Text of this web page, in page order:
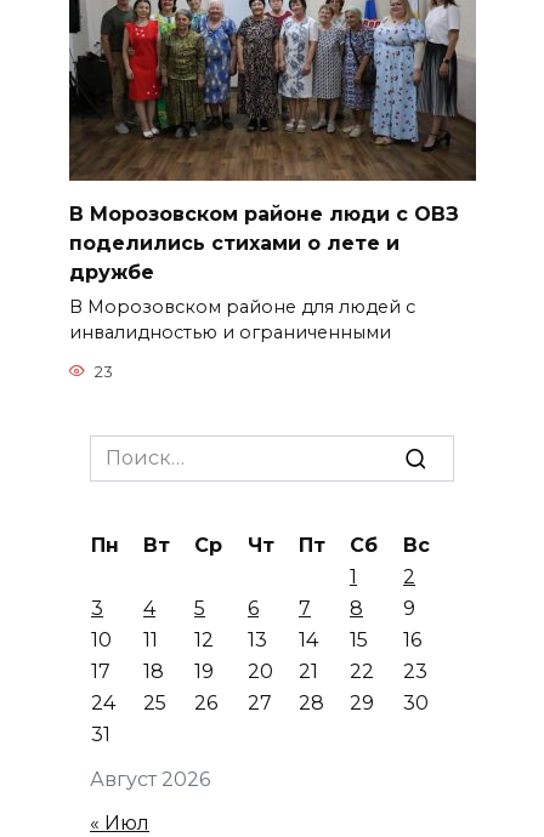
В Морозовском районе люди с ОВЗ
поделились стихами о лете и
дружбе
В Морозовском районе для людей с
инвалидностью и ограниченными
23
Search
for:
Август 2026
Пн Вт Ср Чт Пт Сб
Вс
1
2
3
4 5 6 7 8
9
10
11 12 13 14 15
16
17
18 19 20 21 22
23
24
25 26 27 28 29
30
31
« Июл